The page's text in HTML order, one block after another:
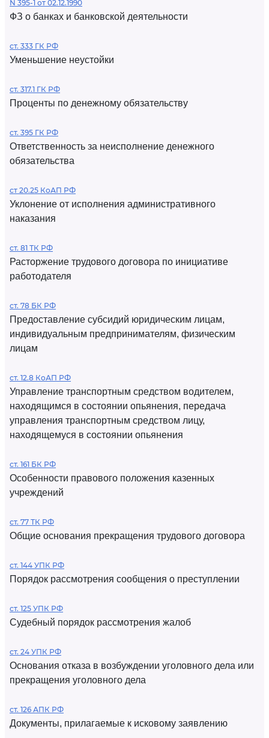
N 395-1 от 02.12.1990
ФЗ о банках и банковской деятельности
ст. 333 ГК РФ
Уменьшение неустойки
ст. 317.1 ГК РФ
Проценты по денежному обязательству
ст. 395 ГК РФ
Ответственность за неисполнение денежного
обязательства
ст 20.25 КоАП РФ
Уклонение от исполнения административного
наказания
ст. 81 ТК РФ
Расторжение трудового договора по инициативе
работодателя
ст. 78 БК РФ
Предоставление субсидий юридическим лицам,
индивидуальным предпринимателям, физическим
лицам
ст. 12.8 КоАП РФ
Управление транспортным средством водителем,
находящимся в состоянии опьянения, передача
управления транспортным средством лицу,
находящемуся в состоянии опьянения
ст. 161 БК РФ
Особенности правового положения казенных
учреждений
ст. 77 ТК РФ
Общие основания прекращения трудового договора
ст. 144 УПК РФ
Порядок рассмотрения сообщения о преступлении
ст. 125 УПК РФ
Судебный порядок рассмотрения жалоб
ст. 24 УПК РФ
Основания отказа в возбуждении уголовного дела или
прекращения уголовного дела
ст. 126 АПК РФ
Документы, прилагаемые к исковому заявлению